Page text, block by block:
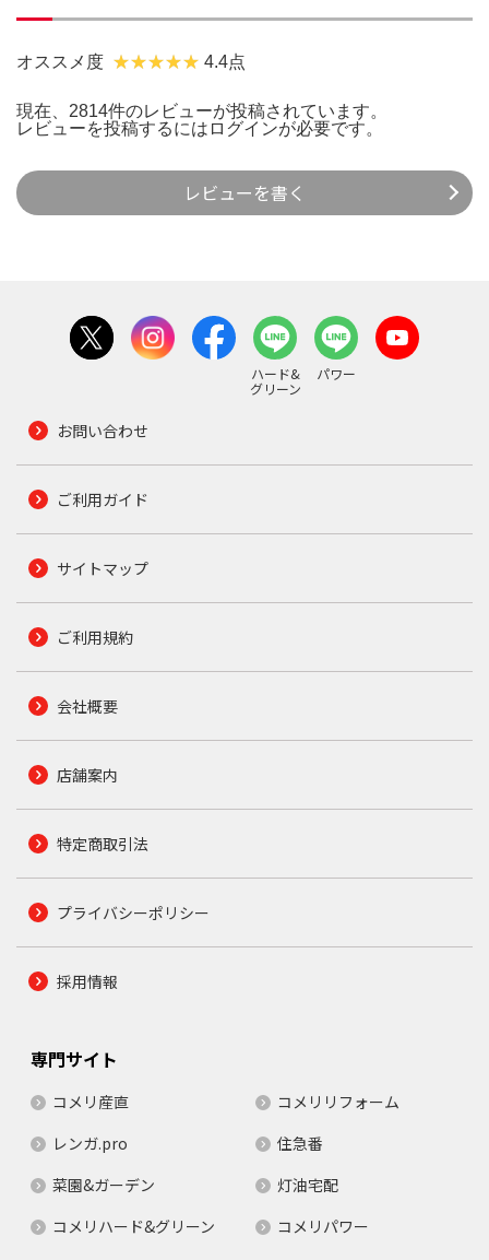
オススメ度 4.4点
現在、2814件のレビューが投稿されています。
レビューを投稿するには ログインが必要です。
レビューを書く
ハード&
グリーン
パワー
お問い合わせ
ご利用ガイド
サイトマップ
ご利用規約
会社概要
店舗案内
特定商取引法
プライバシーポリシー
採用情報
専門サイト
コメリ産直
コメリリフォーム
レンガ.pro
住急番
菜園&ガーデン
灯油宅配
コメリハード&グリーン
コメリパワー